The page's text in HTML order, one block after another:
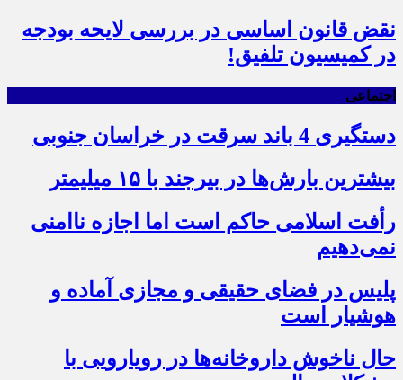
نقض قانون اساسی در بررسی لایحه بودجه
در کمیسیون تلفیق!
اجتماعی
دستگیری 4 باند سرقت در خراسان جنوبی
بیشترین بارش‌ها در بیرجند با ۱۵ میلیمتر
رأفت اسلامی حاکم است اما اجازه ناامنی
نمی‌دهیم
پلیس در فضای حقیقی و مجازی آماده و
هوشیار است
حال ناخوش داروخانه‌ها در رویارویی با